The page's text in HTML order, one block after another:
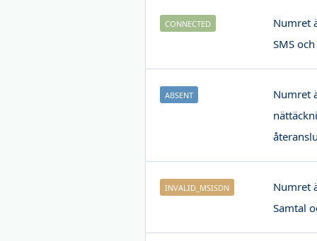
CONNECTED
Numret
SMS
ABSENT
Numret
INVALID_MSISDN
Numret
Samtal